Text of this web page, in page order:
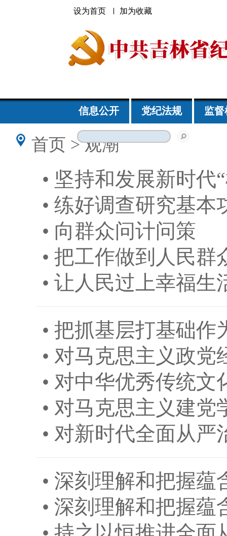
设为首页 加为收藏
信息公开 党纪法规 监
首页 >观潮
• 坚持和发展新时代
• 练好调查研究基本
• 向群众问计问策
• 把工作做到人民群
• 让人民过上幸福生
• 把抓基层打基础作
• 对马克思主义政党
• 对中华优秀传统文
• 对马克思主义建党
• 对新时代全面从严
• 深刻理解和把握蕴
• 深刻理解和把握蕴